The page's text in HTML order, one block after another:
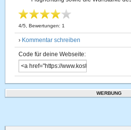
4/5 , Bewertungen: 1
› Kommentar schreiben
Code für deine Webseite:
WERBUNG